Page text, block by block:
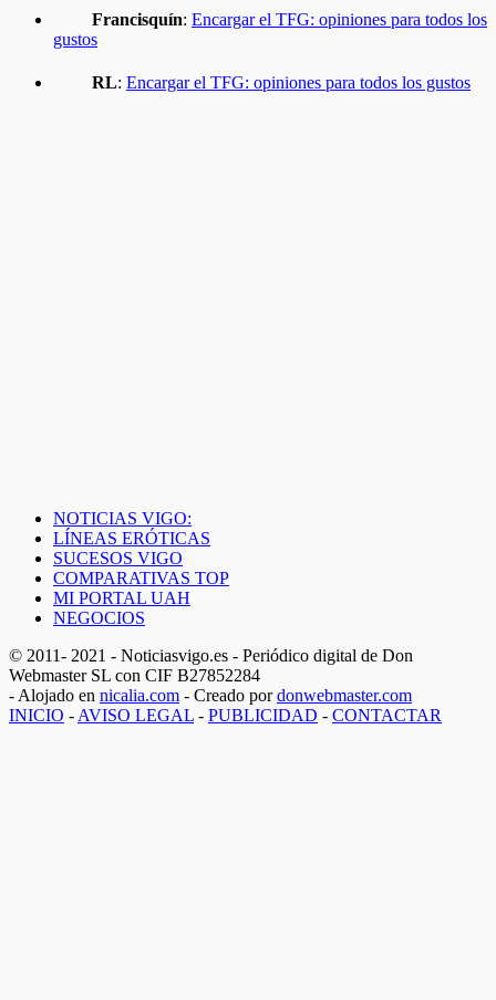
Francisquín: Encargar el TFG: opiniones para todos los
gustos
RL: Encargar el TFG: opiniones para todos los gustos
NOTICIAS VIGO:
LÍNEAS ERÓTICAS
SUCESOS VIGO
COMPARATIVAS TOP
MI PORTAL UAH
NEGOCIOS
© 2011- 2021 - Noticiasvigo.es - Periódico digital de Don
Webmaster SL con CIF B27852284
- Alojado en nicalia.com - Creado pordonwebmaster.com
INICIO - AVISO LEGAL - PUBLICIDAD - CONTACTAR